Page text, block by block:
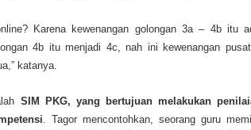
Karena kewenangan golongan 3a – 4b itu
4b itu menjadi 4c, nah ini kewenangan
katanya.
SIM PKG, yang bertujuan melakukan
. Tagor mencontohkan, seorang guru